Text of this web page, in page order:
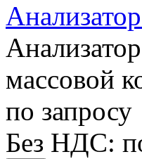
массовой
по запросу
Без НДС: